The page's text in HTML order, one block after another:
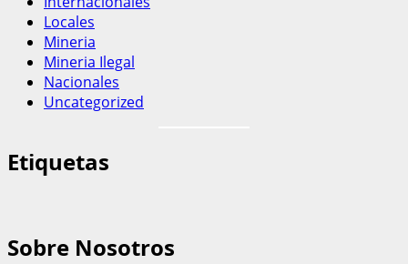
Locales
Mineria
Mineria Ilegal
Nacionales
Uncategorized
Etiquetas
Sobre Nosotros